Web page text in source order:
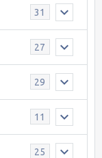
31
27
29
11
25